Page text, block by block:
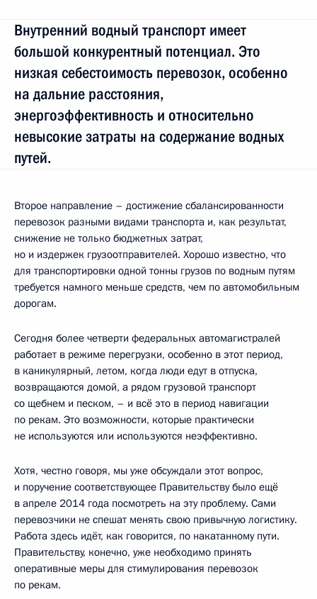
Внутренний водный транспорт имеет
большой конкурентный потенциал. Это
низкая себестоимость перевозок, особенно
на дальние расстояния,
энергоэффективность и относительно
невысокие затраты на содержание водных
путей.
Второе направление – достижение сбалансированности
перевозок разными видами транспорта и, как результат,
снижение не только бюджетных затрат,
но и издержек грузоотправителей. Хорошо известно, что
для транспортировки одной тонны грузов по водным путям
требуется намного меньше средств, чем по автомобильным
дорогам.
Сегодня более четверти федеральных автомагистралей
работает в режиме перегрузки, особенно в этот период,
в каникулярный, летом, когда люди едут в отпуска,
возвращаются домой, а рядом грузовой транспорт
со щебнем и песком, – и всё это в период навигации
по рекам. Это возможности, которые практически
не используются или используются неэффективно.
Хотя, честно говоря, мы уже обсуждали этот вопрос,
и поручение соответствующее Правительству было ещё
в апреле 2014 года посмотреть на эту проблему. Сами
перевозчики не спешат менять свою привычную логистику.
Работа здесь идёт, как говорится, по накатанному пути.
Правительству, конечно, уже необходимо принять
оперативные меры для стимулирования перевозок
по рекам.